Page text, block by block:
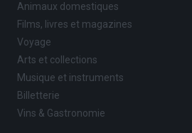
Animaux domestiques
Films, livres et magazines
Voyage
Arts et collections
Musique et instruments
Billetterie
Vins & Gastronomie